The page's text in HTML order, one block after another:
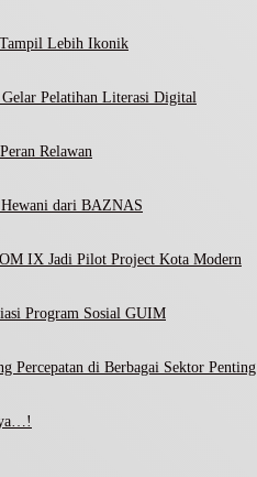
Lebih Ikonik
Gelar Pelatihan Literasi Digital
Relawan
dari BAZNAS
IX Jadi Pilot Project Kota Modern
Program Sosial GUIM
Percepatan di Berbagai Sektor Penting